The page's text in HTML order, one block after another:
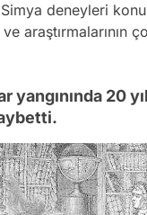
deneyleri
araştırmalarının
yangınında 20